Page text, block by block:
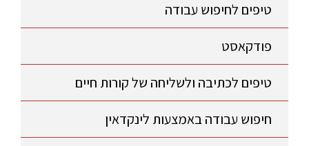
טיפים לחיפוש עבודה
פודקאסט
טיפים לכתיבה ולשליחה של קורות חיים
חיפוש עבודה באמצעות לינקדאין